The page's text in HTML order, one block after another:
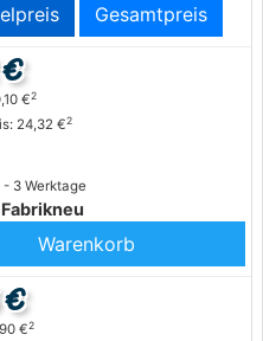
Gesamtpreis
- 3 Werktage
Fabrikneu
€2
24,32 €2
Warenkorb
€2